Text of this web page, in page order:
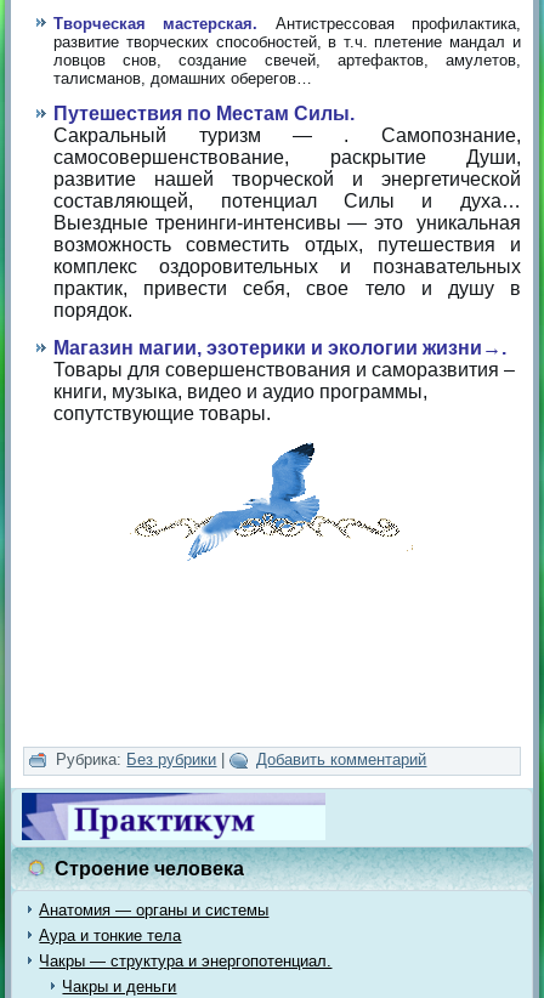
Творческая мастерская.
Антистрессовая профилактика,
развитие творческих способностей, в т.ч. плетение мандал и
ловцов снов, создание свечей, артефактов, амулетов,
талисманов, домашних оберегов…
Путешествия по Местам Силы.
Сакральный туризм — . Самопознание,
самосовершенствование, раскрытие Души,
развитие нашей творческой и энергетической
составляющей, потенциал Силы и духа…
Выездные тренинги-интенсивы — это уникальная
возможность совместить отдых, путешествия и
комплекс оздоровительных и познавательных
практик, привести себя, свое тело и душу в
порядок.
Магазин магии, эзотерики и экологии жизни→.
Товары для совершенствования и саморазвития –
книги, музыка, видео и аудио программы,
сопутствующие товары.
Рубрика: Без рубрики | Добавить комментарий
Строение человека
Анатомия — органы и системы
Аура и тонкие тела
Чакры — структура и энергопотенциал.
Чакры и деньги